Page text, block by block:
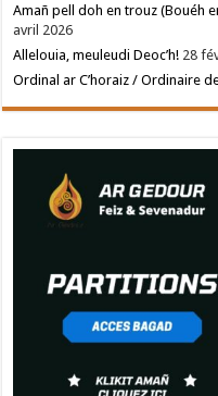
Amañ pell doh en trouz (Bouéh
avril 2026
Allelouia, meuleudi Deoc’h! 28
Ordinal ar C’horaiz / Ordinaire